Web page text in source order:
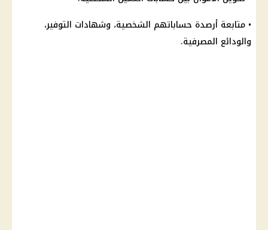
• متابعة أرصدة حساباتهم الشخصية، وشهادات التوفير،
والودائع المصرفية.